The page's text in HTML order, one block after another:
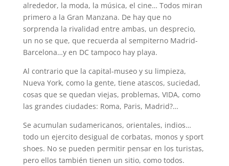
alrededor, la moda, la música, el cine… Todos miran
primero a la Gran Manzana. De hay que no
sorprenda la rivalidad entre ambas, un desprecio,
un no se que, que recuerda al sempiterno Madrid-
Barcelona…y en DC tampoco hay playa.
Al contrario que la capital-museo y su limpieza,
Nueva York, como la gente, tiene atascos, suciedad,
cosas que se quedan viejas, problemas, VIDA, como
las grandes ciudades: Roma, Paris, Madrid?…
Se acumulan sudamericanos, orientales, indios…
todo un ejercito desigual de corbatas, monos y sport
shoes. No se pueden permitir pensar en los turistas,
pero ellos también tienen un sitio, como todos.